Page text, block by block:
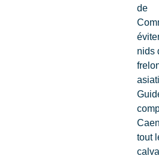
de
nids
tout